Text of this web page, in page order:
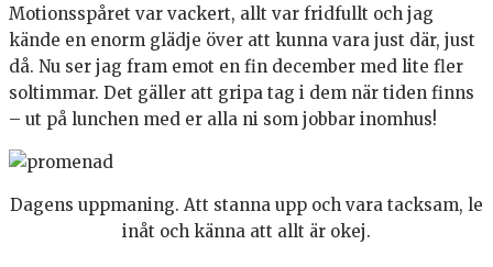
Motionsspåret var vackert, allt var fridfullt och jag
kände en enorm glädje över att kunna vara just där, just
då. Nu ser jag fram emot en fin december med lite fler
soltimmar. Det gäller att gripa tag i dem när tiden finns
– ut på lunchen med er alla ni som jobbar inomhus!
Dagens uppmaning. Att stanna upp och vara tacksam, le
inåt och känna att allt är okej.